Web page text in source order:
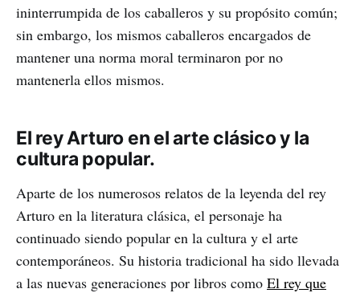
ininterrumpida de los caballeros y su propósito común;
sin embargo, los mismos caballeros encargados de
mantener una norma moral terminaron por no
mantenerla ellos mismos.
El rey Arturo en el arte clásico y la
cultura popular.
Aparte de los numerosos relatos de la leyenda del rey
Arturo en la literatura clásica, el personaje ha
continuado siendo popular en la cultura y el arte
contemporáneos. Su historia tradicional ha sido llevada
a las nuevas generaciones por libros como El rey que